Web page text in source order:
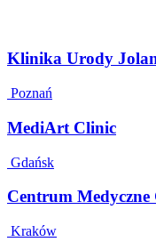
Klinika Urody
Poznań
MediArt Clinic
Gdańsk
Centrum Medyczne
Kraków